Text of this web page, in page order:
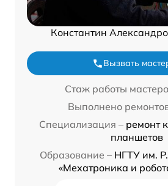
Константин
Вызвать
Стаж работы
Выполнено
Специализация – ремонт
планшетов
Образование – НГТУ им.
«Мехатроника и